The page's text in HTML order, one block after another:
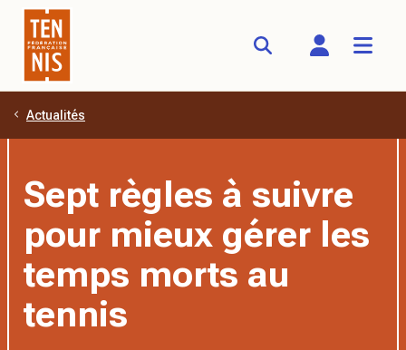
Aller au contenu principal
Actualités
Sept règles à suivre
pour mieux gérer les
temps morts au
tennis